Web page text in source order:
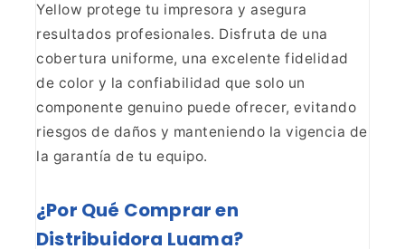
Yellow protege tu impresora y asegura
resultados profesionales. Disfruta de una
cobertura uniforme, una excelente fidelidad
de color y la confiabilidad que solo un
componente genuino puede ofrecer, evitando
riesgos de daños y manteniendo la vigencia de
la garantía de tu equipo.
¿Por Qué Comprar en
Distribuidora Luama?